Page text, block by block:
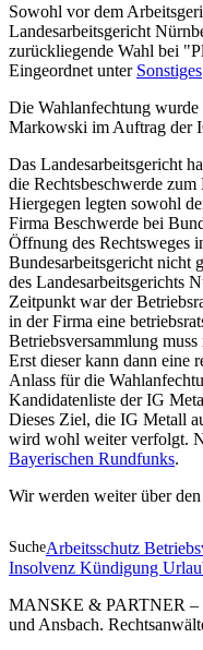
Sowohl vor dem
Landesarbeitsgericht
zurückliegende Wahl bei
Eingeordnet unter Sonstiges
Die Wahlanfechtung wurde
Markowski im Auftrag der
Das Landesarbeitsgericht
die Rechtsbeschwerde
Hiergegen legten sowohl
Firma Beschwerde bei
Öffnung des Rechtsweges
Bundesarbeitsgericht nicht
des Landesarbeitsgerichts
Zeitpunkt war der
in der Firma eine
Betriebsversammlung
Erst dieser kann dann eine
Anlass für die
Kandidatenliste der IG
Dieses Ziel, die IG Metall
wird wohl weiter verfolgt.
Bayerischen Rundfunks.
Wir werden weiter über
SucheArbeitsschutz
Insolvenz Kündigung
MANSKE & PARTNER –
und Ansbach.